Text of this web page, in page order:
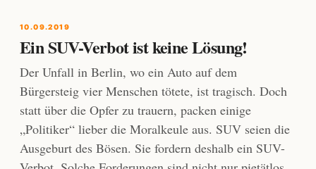
10.09.2019
Ein SUV-Verbot ist keine Lösung!
Der Unfall in Berlin, wo ein Auto auf dem
Bürgersteig vier Menschen tötete, ist tragisch. Doch
statt über die Opfer zu trauern, packen einige
„Politiker“ lieber die Moralkeule aus. SUV seien die
Ausgeburt des Bösen. Sie fordern deshalb ein SUV-